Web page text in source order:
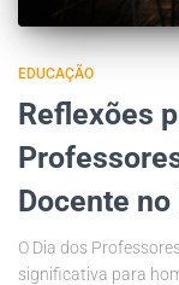
EDUCAÇÃO
Reflexões
Docente no
O Dia dos
significativa para